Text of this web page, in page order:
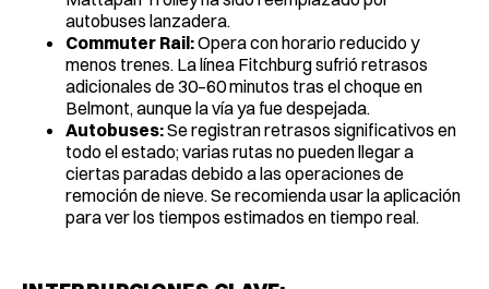
autobuses lanzadera.
Commuter Rail:Opera con horario reducido y
menos trenes. La línea Fitchburg sufrió retrasos
adicionales de 30–60 minutos tras el choque en
Belmont, aunque la vía ya fue despejada.
Autobuses:Se registran retrasos significativos en
todo el estado; varias rutas no pueden llegar a
ciertas paradas debido a las operaciones de
remoción de nieve. Se recomienda usar la aplicación
para ver los tiempos estimados en tiempo real.